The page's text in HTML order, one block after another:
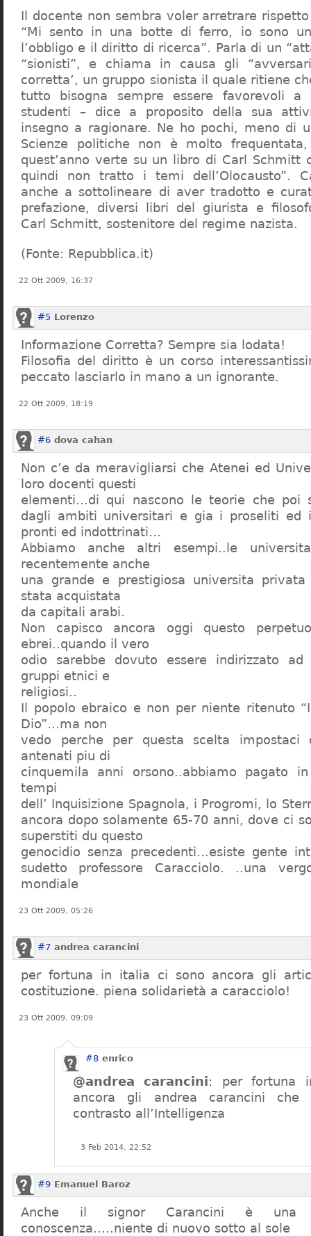
Il docente non sembra voler arretrare
“Mi sento in una botte di ferro, io sono
l’obbligo e il diritto di ricerca”. Parla di un
“sionisti”, e chiama in causa gli
corretta’, un gruppo sionista il quale ritiene
tutto bisogna sempre essere favorevoli a
studenti – dice a proposito della sua
insegno a ragionare. Ne ho pochi, meno di
Scienze politiche non è molto
quest’anno verte su un libro di Carl Schmitt
quindi non tratto i temi dell’Olocausto”.
anche a sottolineare di aver tradotto e
prefazione, diversi libri del giurista e
Carl Schmitt, sostenitore del regime nazista.
(Fonte: Repubblica.it)
22 Ott 2009, 16:37
#5 Lorenzo
Informazione Corretta? Sempre sia lodata!
Filosofia del diritto è un corso
peccato lasciarlo in mano a un ignorante.
22 Ott 2009, 18:19
#6 dova cahan
Non c’e da meravigliarsi che Atenei ed
loro docenti questi
elementi…di qui nascono le teorie che poi
dagli ambiti universitari e gia i proseliti ed
pronti ed indottrinati…
Abbiamo anche altri esempi..le
recentemente anche
una grande e prestigiosa universita
stata acquistata
da capitali arabi.
Non capisco ancora oggi questo
ebrei..quando il vero
odio sarebbe dovuto essere indirizzato
gruppi etnici e
religiosi..
Il popolo ebraico e non per niente ritenuto
Dio”…ma non
vedo perche per questa scelta
antenati piu di
cinquemila anni orsono..abbiamo pagato
tempi
dell’ Inquisizione Spagnola, i Progromi, lo
ancora dopo solamente 65-70 anni, dove ci
superstiti du questo
genocidio senza precedenti…esiste gente
sudetto professore Caracciolo. ..una
mondiale
23 Ott 2009, 05:26
#7 andrea carancini
per fortuna in italia ci sono ancora gli
costituzione. piena solidarietà a caracciolo!
23 Ott 2009, 09:09
#8 enrico
@andrea carancini: per fortuna
ancora gli andrea carancini
contrasto all’Intelligenza
3 Feb 2014, 22:52
#9 Emanuel Baroz
Anche il signor Carancini è una
conoscenza…..niente di nuovo sotto al sole